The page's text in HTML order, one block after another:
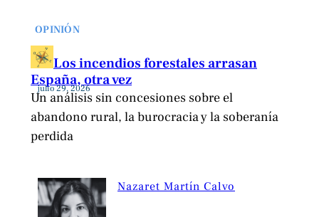
OPINIÓN
Los incendios forestales arrasan
España, otra vez
julio 29, 2026
Un análisis sin concesiones sobre el
abandono rural, la burocracia y la soberanía
perdida
Nazaret Martín Calvo